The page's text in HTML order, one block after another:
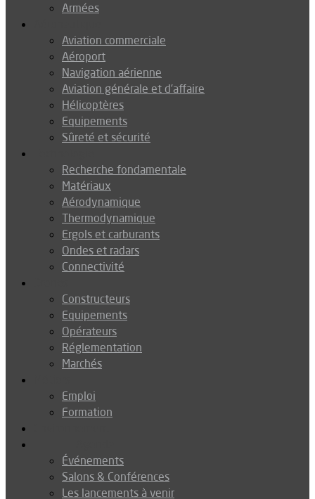
Armées
Aviation commerciale
Aéroport
Navigation aérienne
Aviation générale et d’affaire
Hélicoptères
Equipements
Sûreté et sécurité
Recherche fondamentale
Matériaux
Aérodynamique
Thermodynamique
Ergols et carburants
Ondes et radars
Connectivité
Constructeurs
Equipements
Opérateurs
Réglementation
Marchés
Emploi
Formation
Événements
Salons & Conférences
Les lancements à venir